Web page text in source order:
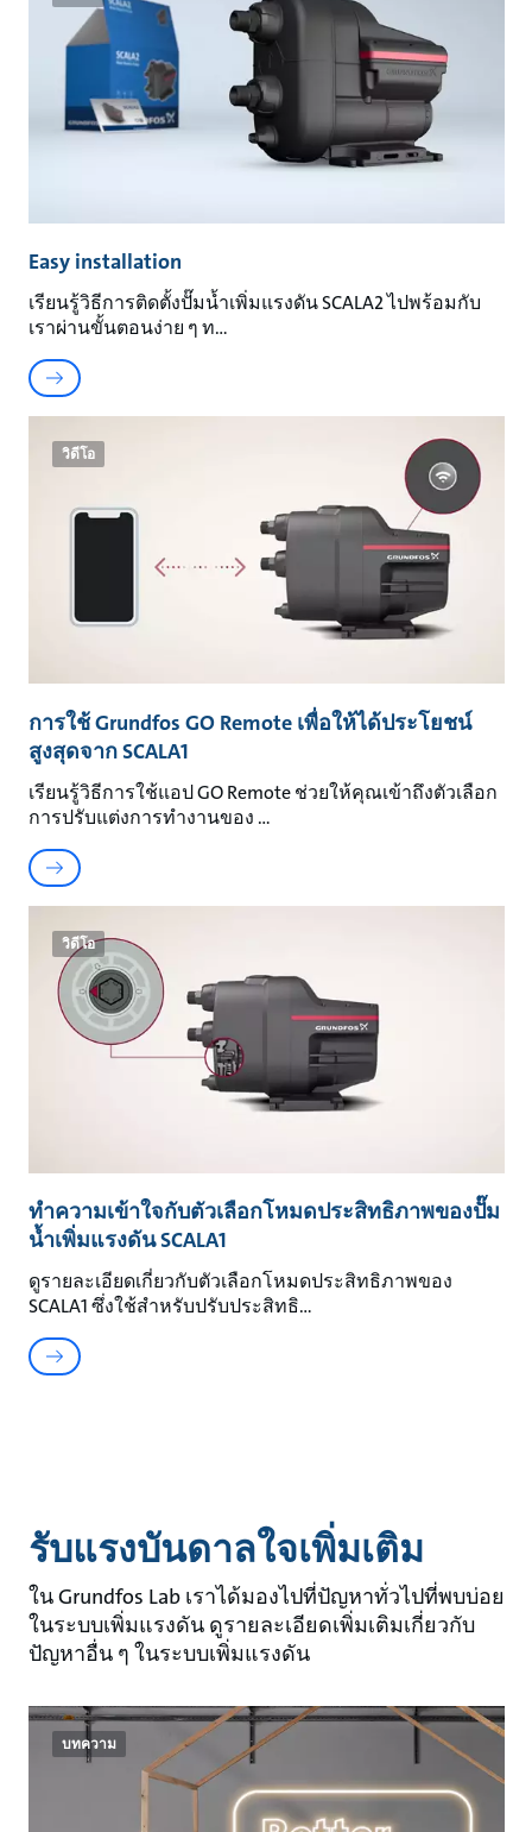
Easy installation
เรียนรู้วิธีการติดตั้งปั๊มน้ำเพิ่มแรงดัน SCALA2 ไปพร้อมกับ
เราผ่านขั้นตอนง่าย ๆ ท
วิดีโอ
การใช้ Grundfos GO Remote เพื่อให้ได้ประโยชน์
สูงสุดจาก SCALA1
เรียนรู้วิธีการใช้แอป GO Remote ช่วยให้คุณเข้าถึงตัวเลือก
การปรับแต่งการทำงานของ
วิดีโอ
ทำความเข้าใจกับตัวเลือกโหมดประสิทธิภาพของปั๊ม
น้ำเพิ่มแรงดัน SCALA1
ดูรายละเอียดเกี่ยวกับตัวเลือกโหมดประสิทธิภาพของ
SCALA1 ซึ่งใช้สำหรับปรับประสิทธิ
รับแรงบันดาลใจเพิ่มเติม
ใน Grundfos Lab เราได้มองไปที่ปัญหาทั่วไปที่พบบ่อย
ในระบบเพิ่มแรงดัน ดูรายละเอียดเพิ่มเติมเกี่ยวกับ
ปัญหาอื่น ๆ ในระบบเพิ่มแรงดัน
บทความ